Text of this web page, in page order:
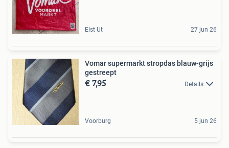
Elst Ut 27 jun 26
Vomar supermarkt stropdas blauw-grijs
gestreept
€ 7,95 Details
Voorburg 5 jun 26